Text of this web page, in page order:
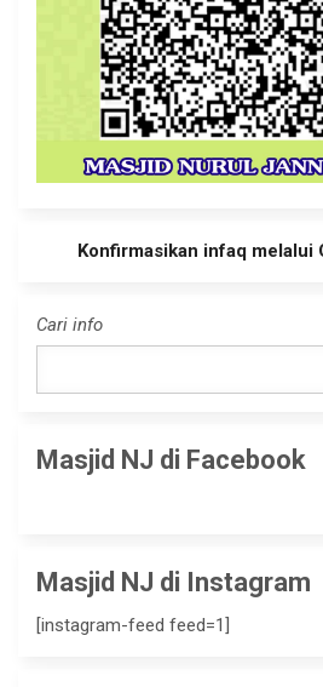
Konfirmasikan infaq melalui
Cari info
Masjid NJ di Facebook
Masjid NJ di Instagram
[instagram-feed feed=1]